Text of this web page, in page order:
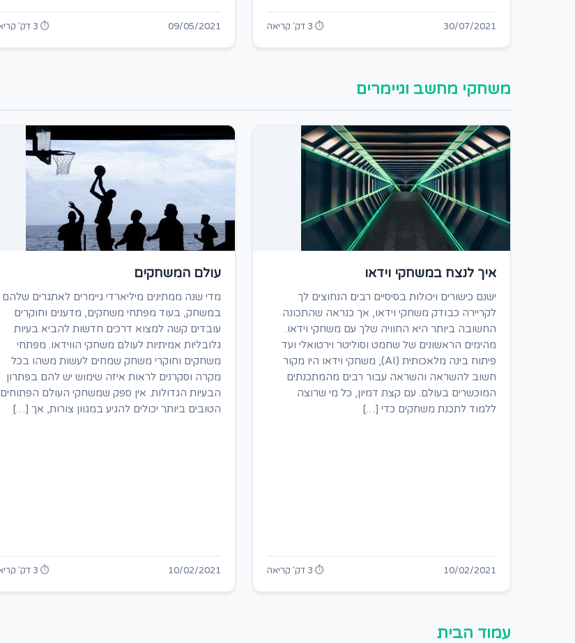
30/07/2021 ⏱ 3 דק' קריאה 09/05/2021 ⏱ 3 דק' קריאה
משחקי מחשב וגיימרים
איך לנצח במשחקי וידאו
ישנם כישורים ויכולות בסיסיים רבים הנחוצים לך
לקריירה כבודק משחקי וידאו, אך כנראה שהתכונה
החשובה ביותר היא החוויה שלך עם משחקי וידאו.
מהימים הראשונים של שחמט וסוליטר וירטואלי ועד
פיתוח בינה מלאכותית (AI), משחקי וידאו היו מקור
חשוב להשראה והשראה עבור רבים מהמתכנתים
המוכשרים בעולם. עם קצת דמיון, כל מי שרוצה
ללמוד לתכנת משחקים כדי […]
10/02/2021 ⏱ 3 דק' קריאה
עולם המשחקים
מדי שנה ממתינים מיליארדי גיימרים לאתגרים שלהם
במשחק, בעוד מפתחי משחקים, מדענים וחוקרים
עובדים קשה למצוא דרכים חדשות להביא בעיות
גלובליות אמיתיות לעולם משחקי הווידאו. מפתחי
משחקים וחוקרי משחק שמחים לעשות משהו בכל
מקרה וסקרנים לראות איזה שימוש יש להם בפתרון
הבעיות הגדולות. אין ספק שמשחקי העולם הפתוחים
הטובים ביותר יכולים להגיע במגוון צורות, אך […]
10/02/2021 ⏱ 3 דק' קריאה
עמוד הבית